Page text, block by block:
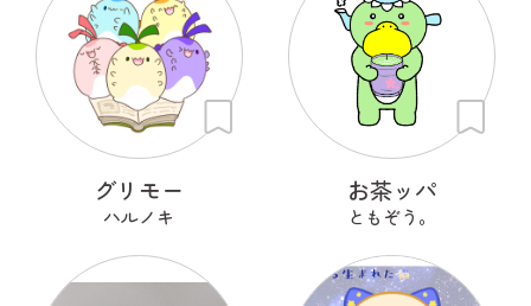
グリモー
ハルノキ
お茶ッパ
ともぞう。